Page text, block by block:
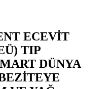
ECEVİT
TIP
DÜNYA